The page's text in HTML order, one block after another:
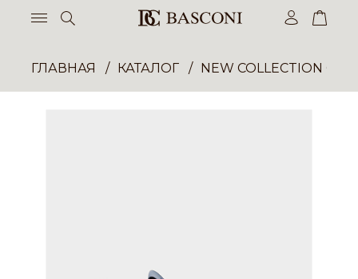
ГЛАВНАЯ КАТАЛОГ NEW COLLECTION